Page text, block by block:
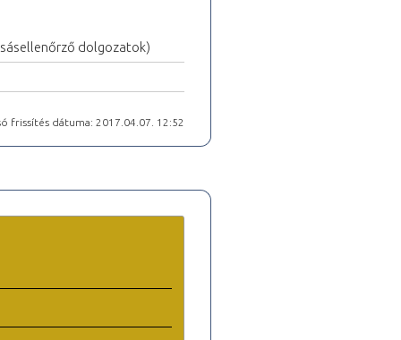
dolgozatok)
frissítés dátuma: 2017.04.07. 12:52